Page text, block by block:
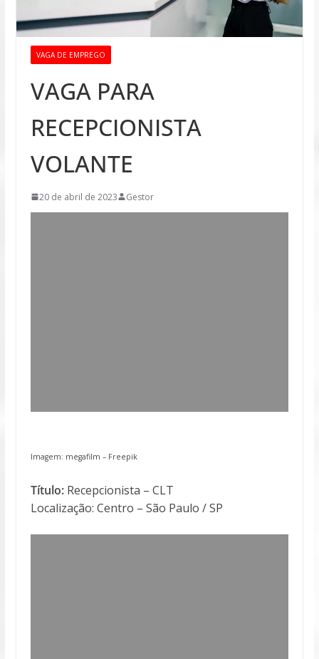
VAGA DE EMPREGO
VAGA PARA
RECEPCIONISTA
VOLANTE
20 de abril de 2023 Gestor
Imagem: megafilm – Freepik
Título:Recepcionista – CLT
Localização: Centro – São Paulo / SP